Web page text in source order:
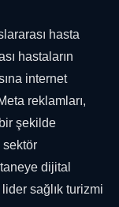
hasta
hastaların
internet
reklamları,
şekilde
sektör
dijital
sağlık turizmi